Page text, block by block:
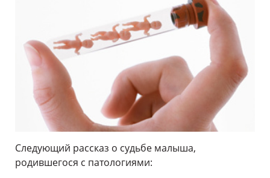
Следующий рассказ о судьбе малыша,
родившегося с патологиями: